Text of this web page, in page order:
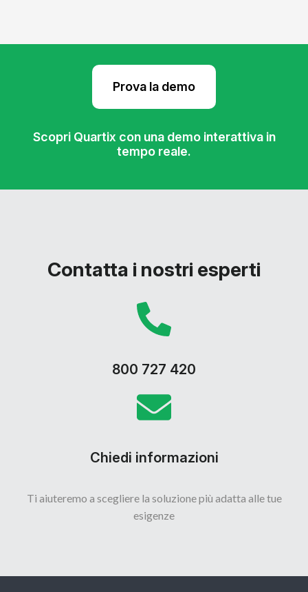
Prova la demo
Scopri Quartix con una demo interattiva in
tempo reale.
Contatta i nostri esperti
800 727 420
Chiedi informazioni
Ti aiuteremo a scegliere la soluzione più adatta alle tue
esigenze